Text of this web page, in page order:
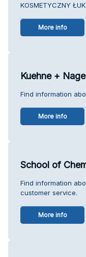
KOSMETYCZNY
More info
Kuehne +
Find information
More info
School of
Find information
customer service.
More info